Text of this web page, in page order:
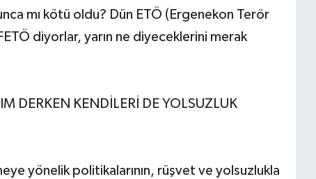
mı kötü oldu? Dün ETÖ (Ergenekon Terör
diyorlar, yarın ne diyeceklerini merak
DERKEN KENDİLERİ DE YOLSUZLUK
yönelik politikalarının, rüşvet ve yolsuzlukla